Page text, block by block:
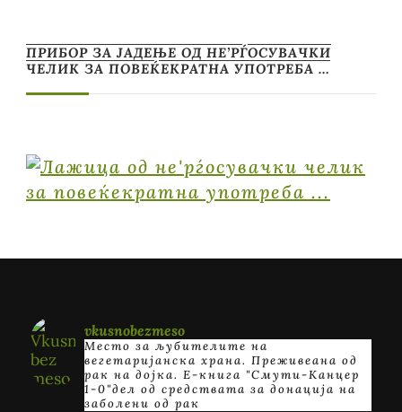
ПРИБОР ЗА ЈАДЕЊЕ ОД НЕ’РЃОСУВАЧКИ
ЧЕЛИК ЗА ПОВЕЌЕКРАТНА УПОТРЕБА …
vkusnobezmeso
Место за љубителите на
вегетаријанска храна. Преживеана од
рак на дојка. E-книга "Смути-Канцер
1-0"дел од средствата за донација на
заболени од рак